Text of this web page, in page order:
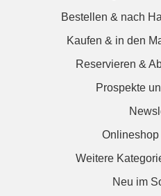
Bestellen & nach
Kaufen & in den
Reservieren &
Prospekte
Weitere
Neu im